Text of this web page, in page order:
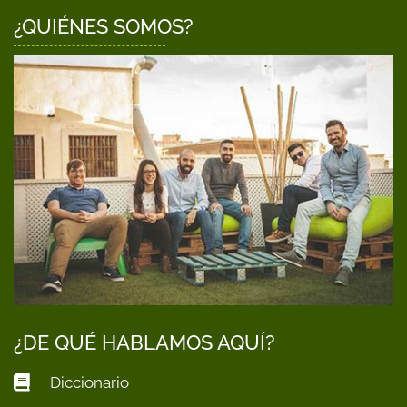
¿QUIÉNES SOMOS?
¿DE QUÉ HABLAMOS AQUÍ?
Diccionario